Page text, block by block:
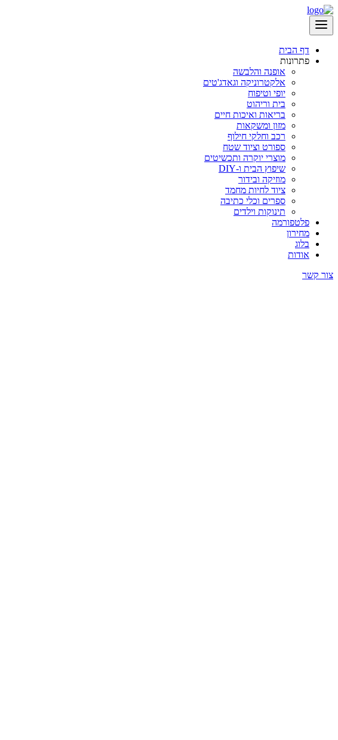
דף הבית
פתרונות
אופנה והלבשה
אלקטרוניקה וגאדג'טים
יופי וטיפוח
בית וריהוט
בריאות ואיכות חיים
מזון ומשקאות
רכב וחלקי חילוף
ספורט וציוד שטח
מוצרי יוקרה ותכשיטים
שיפוץ הבית ו-DIY
מוזיקה ובידור
ציוד לחיות מחמד
ספרים וכלי כתיבה
תינוקות וילדים
פלטפורמה
מחירון
בלוג
אודות
צור קשר